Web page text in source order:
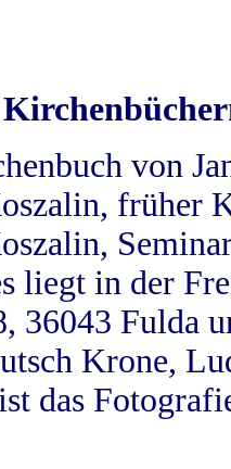
von
früher
liegt in der
36043 Fulda
Krone,
das